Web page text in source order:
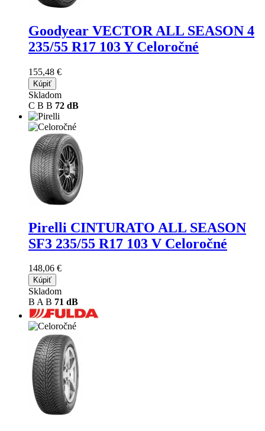
Goodyear VECTOR ALL SEASON 4
235/55 R17 103 Y Celoročné
155,48 €
Kúpiť
Skladom
C B B 72 dB
Pirelli CINTURATO ALL SEASON
SF3 235/55 R17 103 V Celoročné
148,06 €
Kúpiť
Skladom
B A B 71 dB